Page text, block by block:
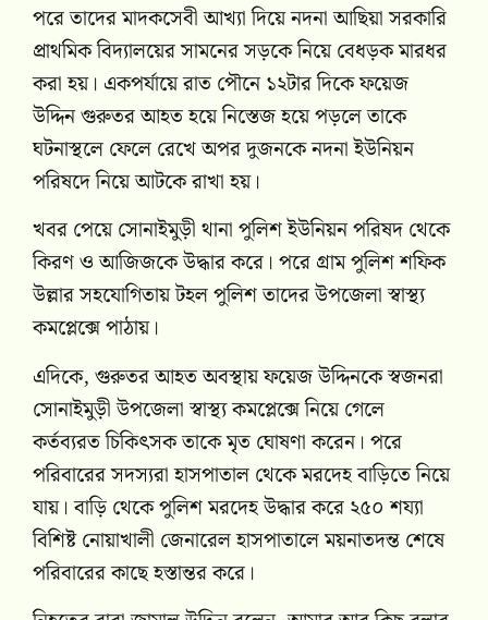
পরে তাদের মাদকসেবী আখ্যা দিয়ে নদনা আছিয়া সরকারি
প্রাথমিক বিদ্যালয়ের সামনের সড়কে নিয়ে বেধড়ক মারধর
করা হয়। একপর্যায়ে রাত পৌনে ১২টার দিকে ফয়েজ
উদ্দিন গুরুতর আহত হয়ে নিস্তেজ হয়ে পড়লে তাকে
ঘটনাস্থলে ফেলে রেখে অপর দুজনকে নদনা ইউনিয়ন
পরিষদে নিয়ে আটকে রাখা হয়।
খবর পেয়ে সোনাইমুড়ী থানা পুলিশ ইউনিয়ন পরিষদ থেকে
কিরণ ও আজিজকে উদ্ধার করে। পরে গ্রাম পুলিশ শফিক
উল্লার সহযোগিতায় টহল পুলিশ তাদের উপজেলা স্বাস্থ্য
কমপ্লেক্সে পাঠায়।
এদিকে, গুরুতর আহত অবস্থায় ফয়েজ উদ্দিনকে স্বজনরা
সোনাইমুড়ী উপজেলা স্বাস্থ্য কমপ্লেক্সে নিয়ে গেলে
কর্তব্যরত চিকিৎসক তাকে মৃত ঘোষণা করেন। পরে
পরিবারের সদস্যরা হাসপাতাল থেকে মরদেহ বাড়িতে নিয়ে
যায়। বাড়ি থেকে পুলিশ মরদেহ উদ্ধার করে ২৫০ শয্যা
বিশিষ্ট নোয়াখালী জেনারেল হাসপাতালে ময়নাতদন্ত শেষে
পরিবারের কাছে হস্তান্তর করে।